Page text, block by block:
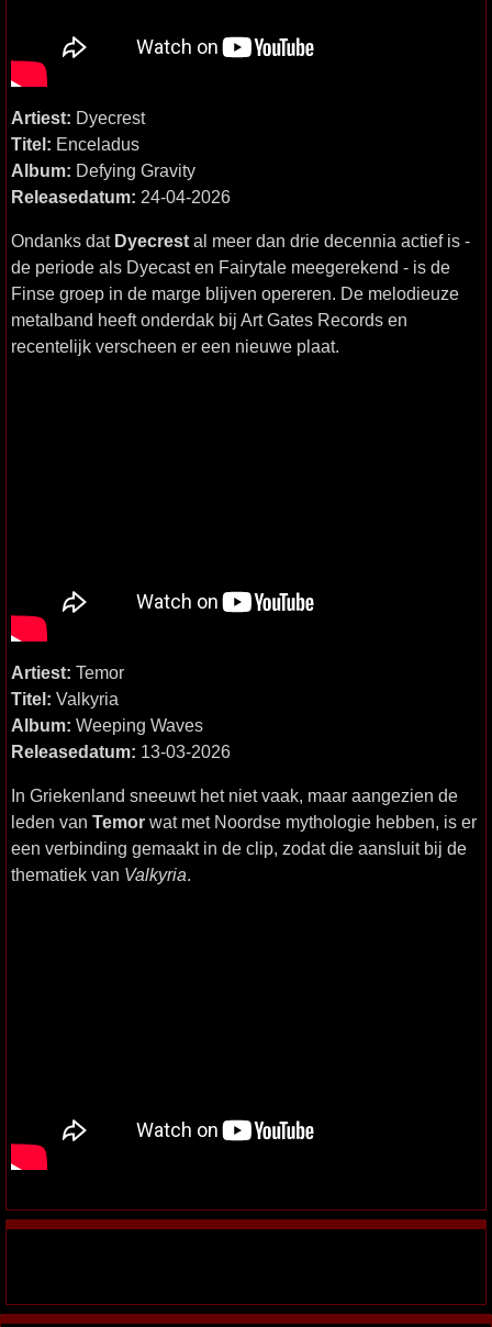
Artiest: Dyecrest
Titel: Enceladus
Album: Defying Gravity
Releasedatum: 24-04-2026
Ondanks dat Dyecrest al meer dan drie decennia actief is -
de periode als Dyecast en Fairytale meegerekend - is de
Finse groep in de marge blijven opereren. De melodieuze
metalband heeft onderdak bij Art Gates Records en
recentelijk verscheen er een nieuwe plaat.
Artiest: Temor
Titel: Valkyria
Album: Weeping Waves
Releasedatum: 13-03-2026
In Griekenland sneeuwt het niet vaak, maar aangezien de
leden van Temor wat met Noordse mythologie hebben, is er
een verbinding gemaakt in de clip, zodat die aansluit bij de
thematiek van Valkyria.